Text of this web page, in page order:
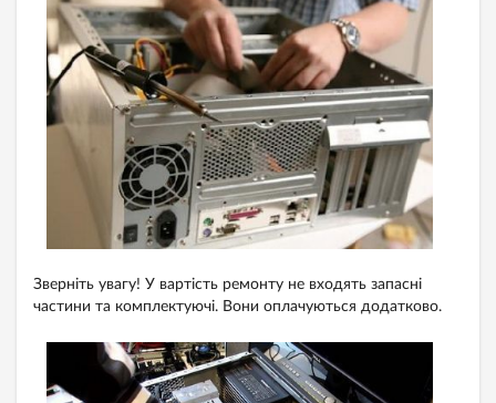
Зверніть увагу! У вартість ремонту не входять запасні
частини та комплектуючі. Вони оплачуються додатково.